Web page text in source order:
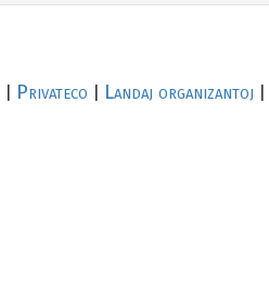
Privateco Landaj organizantoj